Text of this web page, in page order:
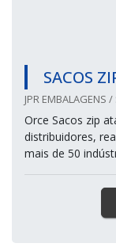
SACOS
JPR EMBALAGENS
Orce Sacos zip
distribuidores,
mais de 50